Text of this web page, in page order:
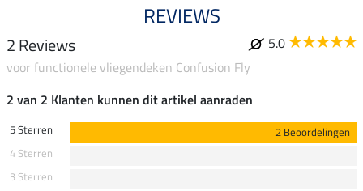
REVIEWS
2 Reviews
5.0
voor functionele vliegendeken Confusion Fly
2 van 2 Klanten kunnen dit artikel aanraden
5 Sterren
2 Beoordelingen
4 Sterren
3 Sterren